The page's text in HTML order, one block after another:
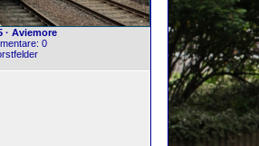
· Aviemore
0